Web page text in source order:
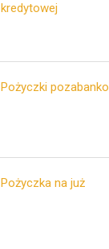
kredytowej
Pożyczki
Pożyczka na już